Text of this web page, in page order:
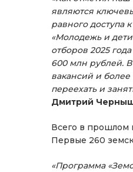
являются
равного доступа
«Молодежь и
отборов 2025
600 млн рублей.
вакансий и
переехать и
Дмитрий
Всего в прошлом
Первые 260
«Программа